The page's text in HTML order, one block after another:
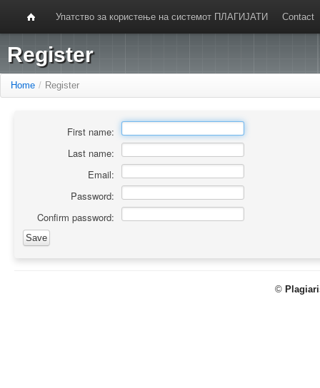
Упатство за користење на системот ПЛАГИЈАТИ Contact
Register
Home / Register
First name:
Last name:
Email:
Password:
Confirm password:
©